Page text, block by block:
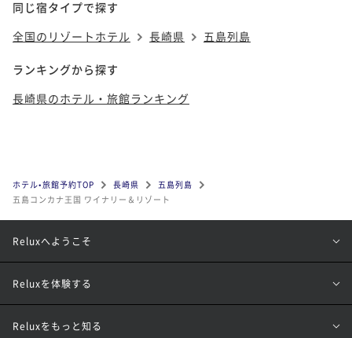
同じ宿タイプで探す
全国のリゾートホテル
長崎県 五島列島
ランキングから探す
長崎県のホテル・旅館ランキング
ホテル•旅館予約TOP 長崎県
五島列島
五島コンカナ王国 ワイナリー＆リゾート
Reluxへようこそ
Reluxを体験する
Reluxをもっと知る